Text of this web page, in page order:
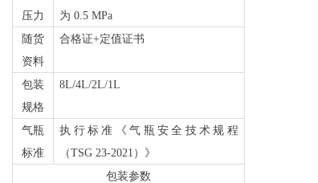
压力
为 0.5 MPa
随货
资料
合格证+定值证书
包装
规格
8L/4L/2L/1L
气瓶
标准
执行标准《气瓶安全技术规程
（TSG 23-2021）》
包装参数